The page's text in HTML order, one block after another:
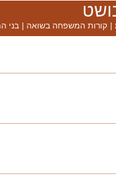
| קורות המשפחה בשואה | בני